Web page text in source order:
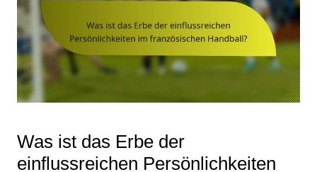
Was ist das Erbe der
einflussreichen Persönlichkeiten